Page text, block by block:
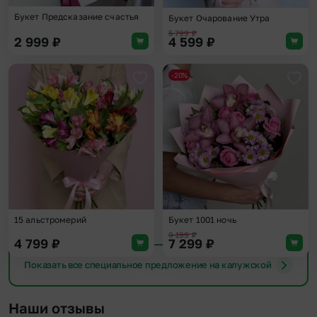
Букет Предсказание счастья
2 999 ₽
Букет Очарование Утра
5 799₽
4 599 ₽
Добавить в избранное
15 альстромерий
4 799 ₽
-20%
Букет 1001 ночь
9 199₽
7 299 ₽
Показать все специальное предложение на калужской
Наши отзывы